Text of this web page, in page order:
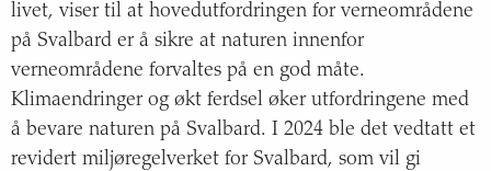
livet, viser til at hovedutfordringen for verneområdene
på Svalbard er å sikre at naturen innenfor
verneområdene forvaltes på en god måte.
Klimaendringer og økt ferdsel øker utfordringene med
å bevare naturen på Svalbard. I 2024 ble det vedtatt et
revidert miljøregelverket for Svalbard, som vil gi